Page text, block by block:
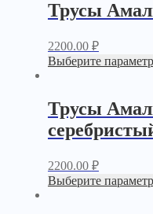
Трусы
2200.00 ₽
Выберите
Трусы
2200.00 ₽
Выберите